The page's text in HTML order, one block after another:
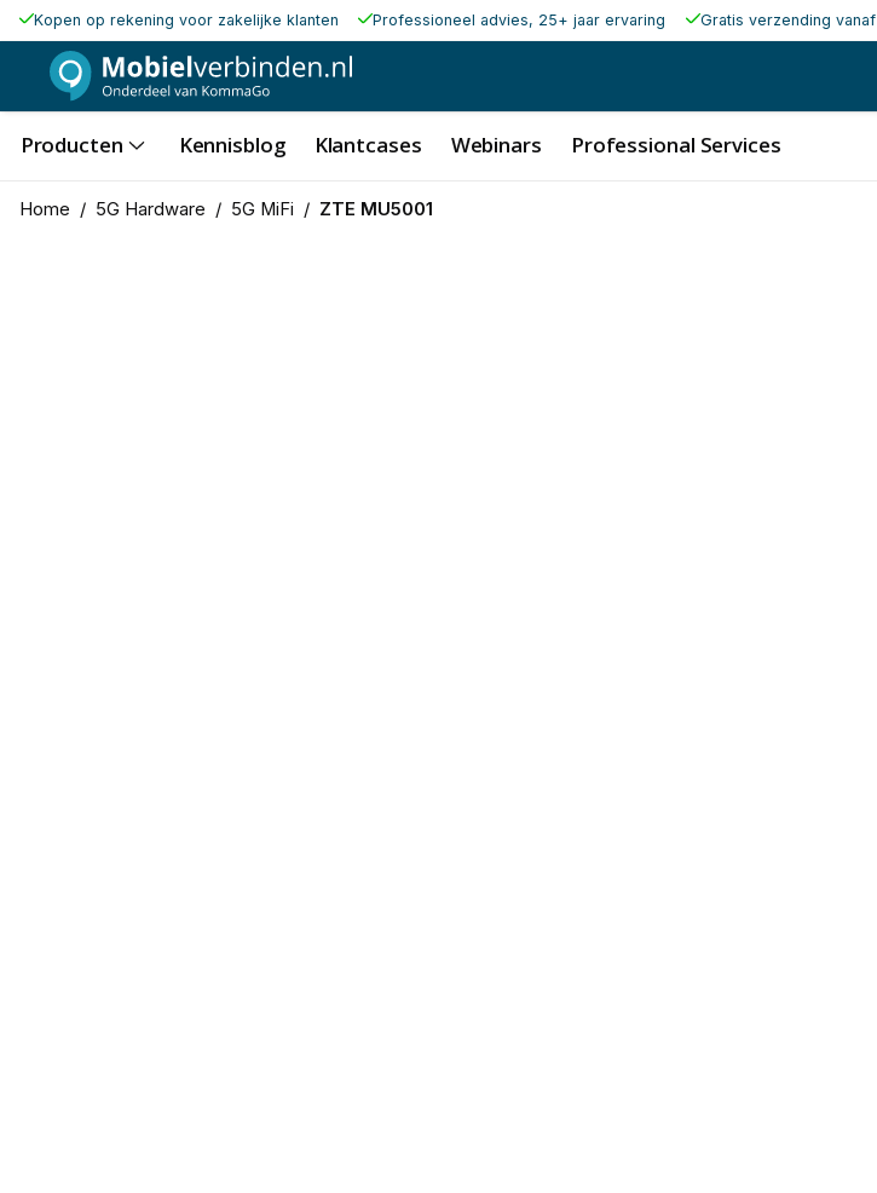
Kopen op rekening voor zakelijke klanten Professioneel advies, 25+ jaar ervaring Gratis verzending vanaf
Producten Kennisblog Klantcases Webinars Professional Services
Home / 5G Hardware / 5G MiFi / ZTE MU5001